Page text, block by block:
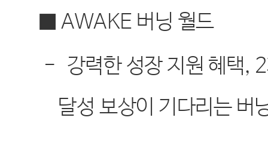
■AWAKE 버닝 월드
- 강력한 성장 지원 혜택, 2
달성 보상이 기다리는 버